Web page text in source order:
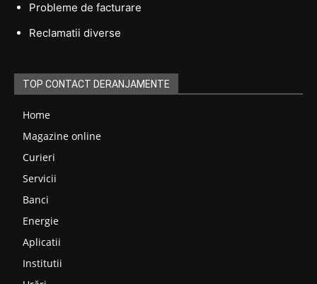
Probleme de facturare
Reclamatii diverse
TOP CONTACT DERANJAMENTE
Home
Magazine online
Curieri
Servicii
Banci
Energie
Aplicatii
Institutii